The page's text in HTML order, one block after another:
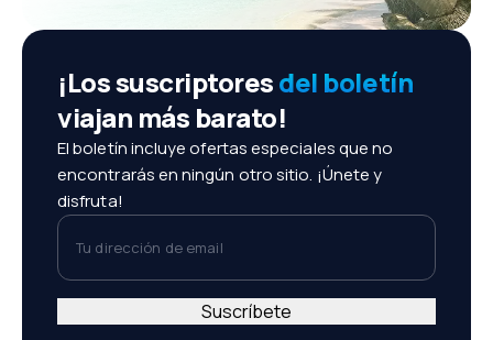
¡Los suscriptoresdel boletín
viajan más barato!
El boletín incluye ofertas especiales que no
encontrarás en ningún otro sitio. ¡Únete y
disfruta!
Tu dirección de email
Suscríbete